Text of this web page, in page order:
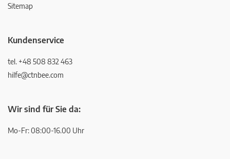
Sitemap
Kundenservice
tel. +48 508 832 463
hilfe@ctnbee.com
Wir sind für Sie da:
Mo-Fr: 08:00-16.00 Uhr